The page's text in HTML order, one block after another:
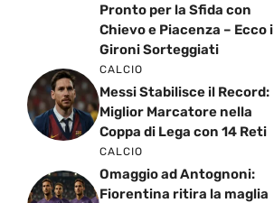
Pronto per la Sfida con
Chievo e Piacenza – Ecco i
Gironi Sorteggiati
CALCIO
Messi Stabilisce il Record:
Miglior Marcatore nella
Coppa di Lega con 14 Reti
CALCIO
Omaggio ad Antognoni:
Fiorentina ritira la maglia